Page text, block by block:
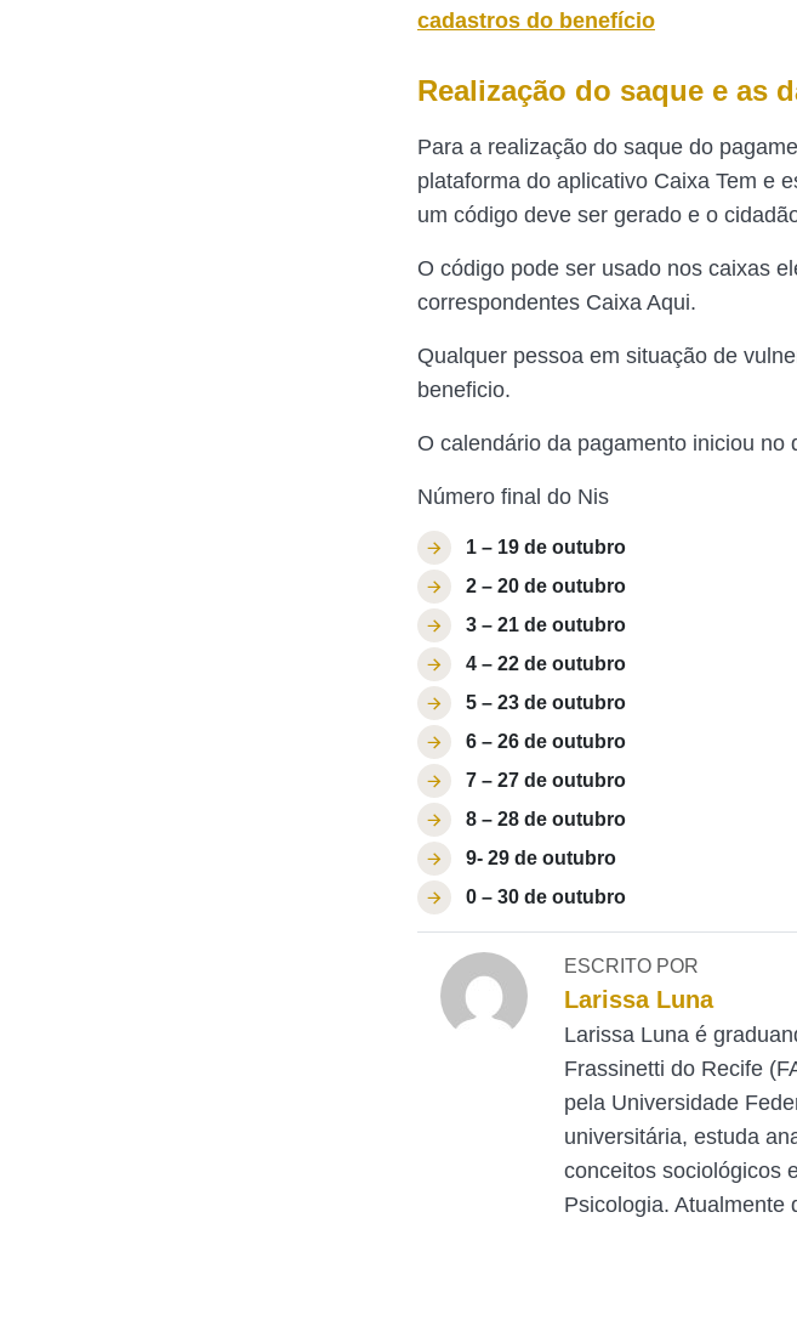
cadastros do benefício
Realização do saque e as
Para a realização do saque do
plataforma do aplicativo Caixa Tem e
um código deve ser gerado e o
O código pode ser usado nos caixas
correspondentes Caixa Aqui.
Qualquer pessoa em situação de
beneficio.
O calendário da pagamento iniciou
Número final do Nis
1 – 19 de outubro
2 – 20 de outubro
3 – 21 de outubro
4 – 22 de outubro
5 – 23 de outubro
6 – 26 de outubro
7 – 27 de outubro
8 – 28 de outubro
9- 29 de outubro
0 – 30 de outubro
ESCRITO POR
Larissa Luna
Larissa Luna é
Frassinetti do Recife
pela Universidade
universitária, estuda
conceitos sociológicos
Psicologia. Atualmente